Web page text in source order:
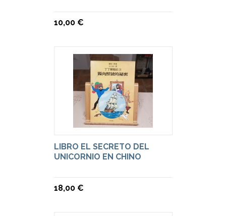
10,00 €
LIBRO EL SECRETO DEL
UNICORNIO EN CHINO
18,00 €